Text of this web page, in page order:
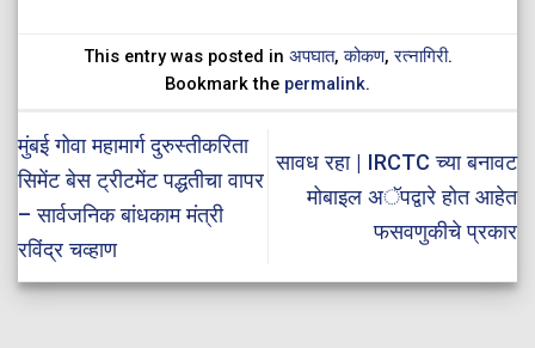
This entry was posted in अपघात,कोकण,रत्नागिरी.
Bookmark the permalink.
मुंबई गोवा महामार्ग दुरुस्तीकरिता
सिमेंट बेस ट्रीटमेंट पद्धतीचा वापर
– सार्वजनिक बांधकाम मंत्री
रविंद्र चव्हाण
सावध रहा | IRCTC च्या बनावट
मोबाइल अॅपद्वारे होत आहेत
फसवणुकीचे प्रकार